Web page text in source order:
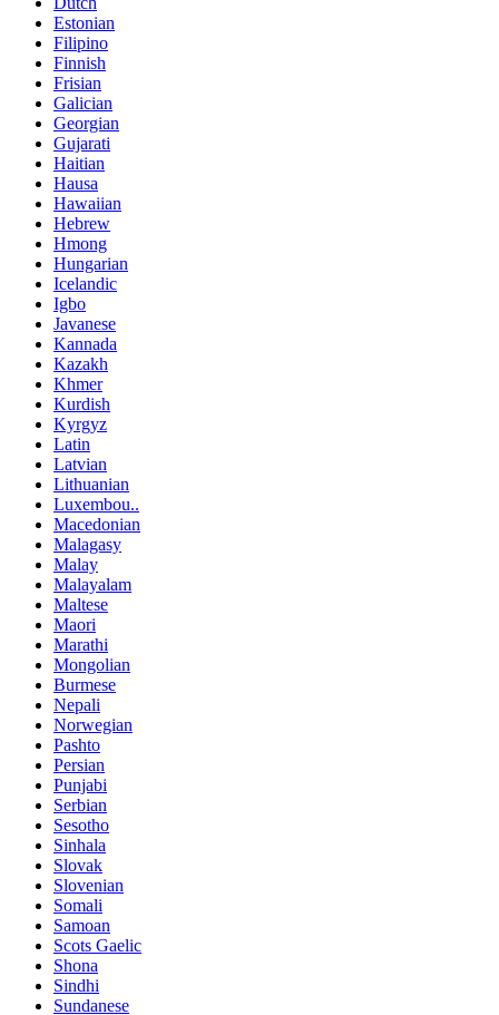
Estonian
Filipino
Finnish
Frisian
Galician
Georgian
Gujarati
Haitian
Hausa
Hawaiian
Hebrew
Hmong
Hungarian
Icelandic
Igbo
Javanese
Kannada
Kazakh
Khmer
Kurdish
Kyrgyz
Latin
Latvian
Lithuanian
Luxembou..
Macedonian
Malagasy
Malay
Malayalam
Maltese
Maori
Marathi
Mongolian
Burmese
Nepali
Norwegian
Pashto
Persian
Punjabi
Serbian
Sesotho
Sinhala
Slovak
Slovenian
Somali
Samoan
Scots Gaelic
Shona
Sindhi
Sundanese